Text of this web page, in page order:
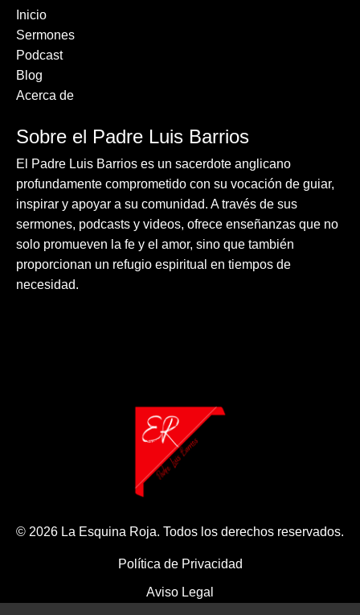
Inicio
Sermones
Podcast
Blog
Acerca de
Sobre el Padre Luis Barrios
El Padre Luis Barrios es un sacerdote anglicano
profundamente comprometido con su vocación de guiar,
inspirar y apoyar a su comunidad. A través de sus
sermones, podcasts y videos, ofrece enseñanzas que no
solo promueven la fe y el amor, sino que también
proporcionan un refugio espiritual en tiempos de
necesidad.
© 2026 La Esquina Roja. Todos los derechos reservados.
Política de Privacidad
Aviso Legal